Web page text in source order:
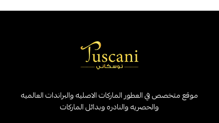
موقع متخصص في العطور الماركات الاصليه والبراندات العالميه
والحصريه والنادره وبدائل الماركات